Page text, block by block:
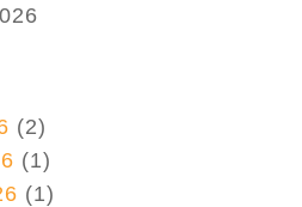
(2)
(1)
(1)